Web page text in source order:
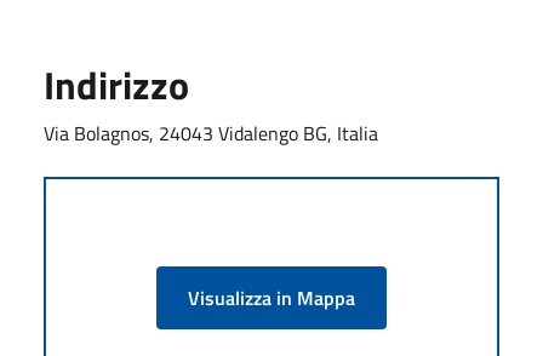
Indirizzo
Via Bolagnos, 24043 Vidalengo BG, Italia
Visualizza in Mappa